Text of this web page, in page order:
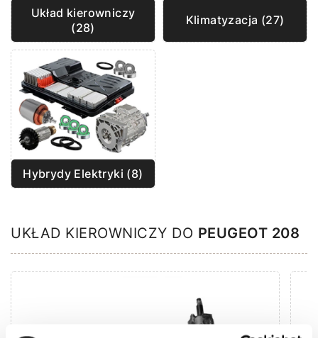
Układ kierowniczy
(28)
Klimatyzacja (27)
Hybrydy Elektryki (8)
UKŁAD KIEROWNICZY DO PEUGEOT 208